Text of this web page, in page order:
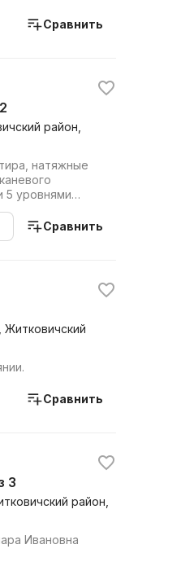
Сравнить
район,
натяжные
5 уровнями
Сравнить
Житковичский
Сравнить
3
район,